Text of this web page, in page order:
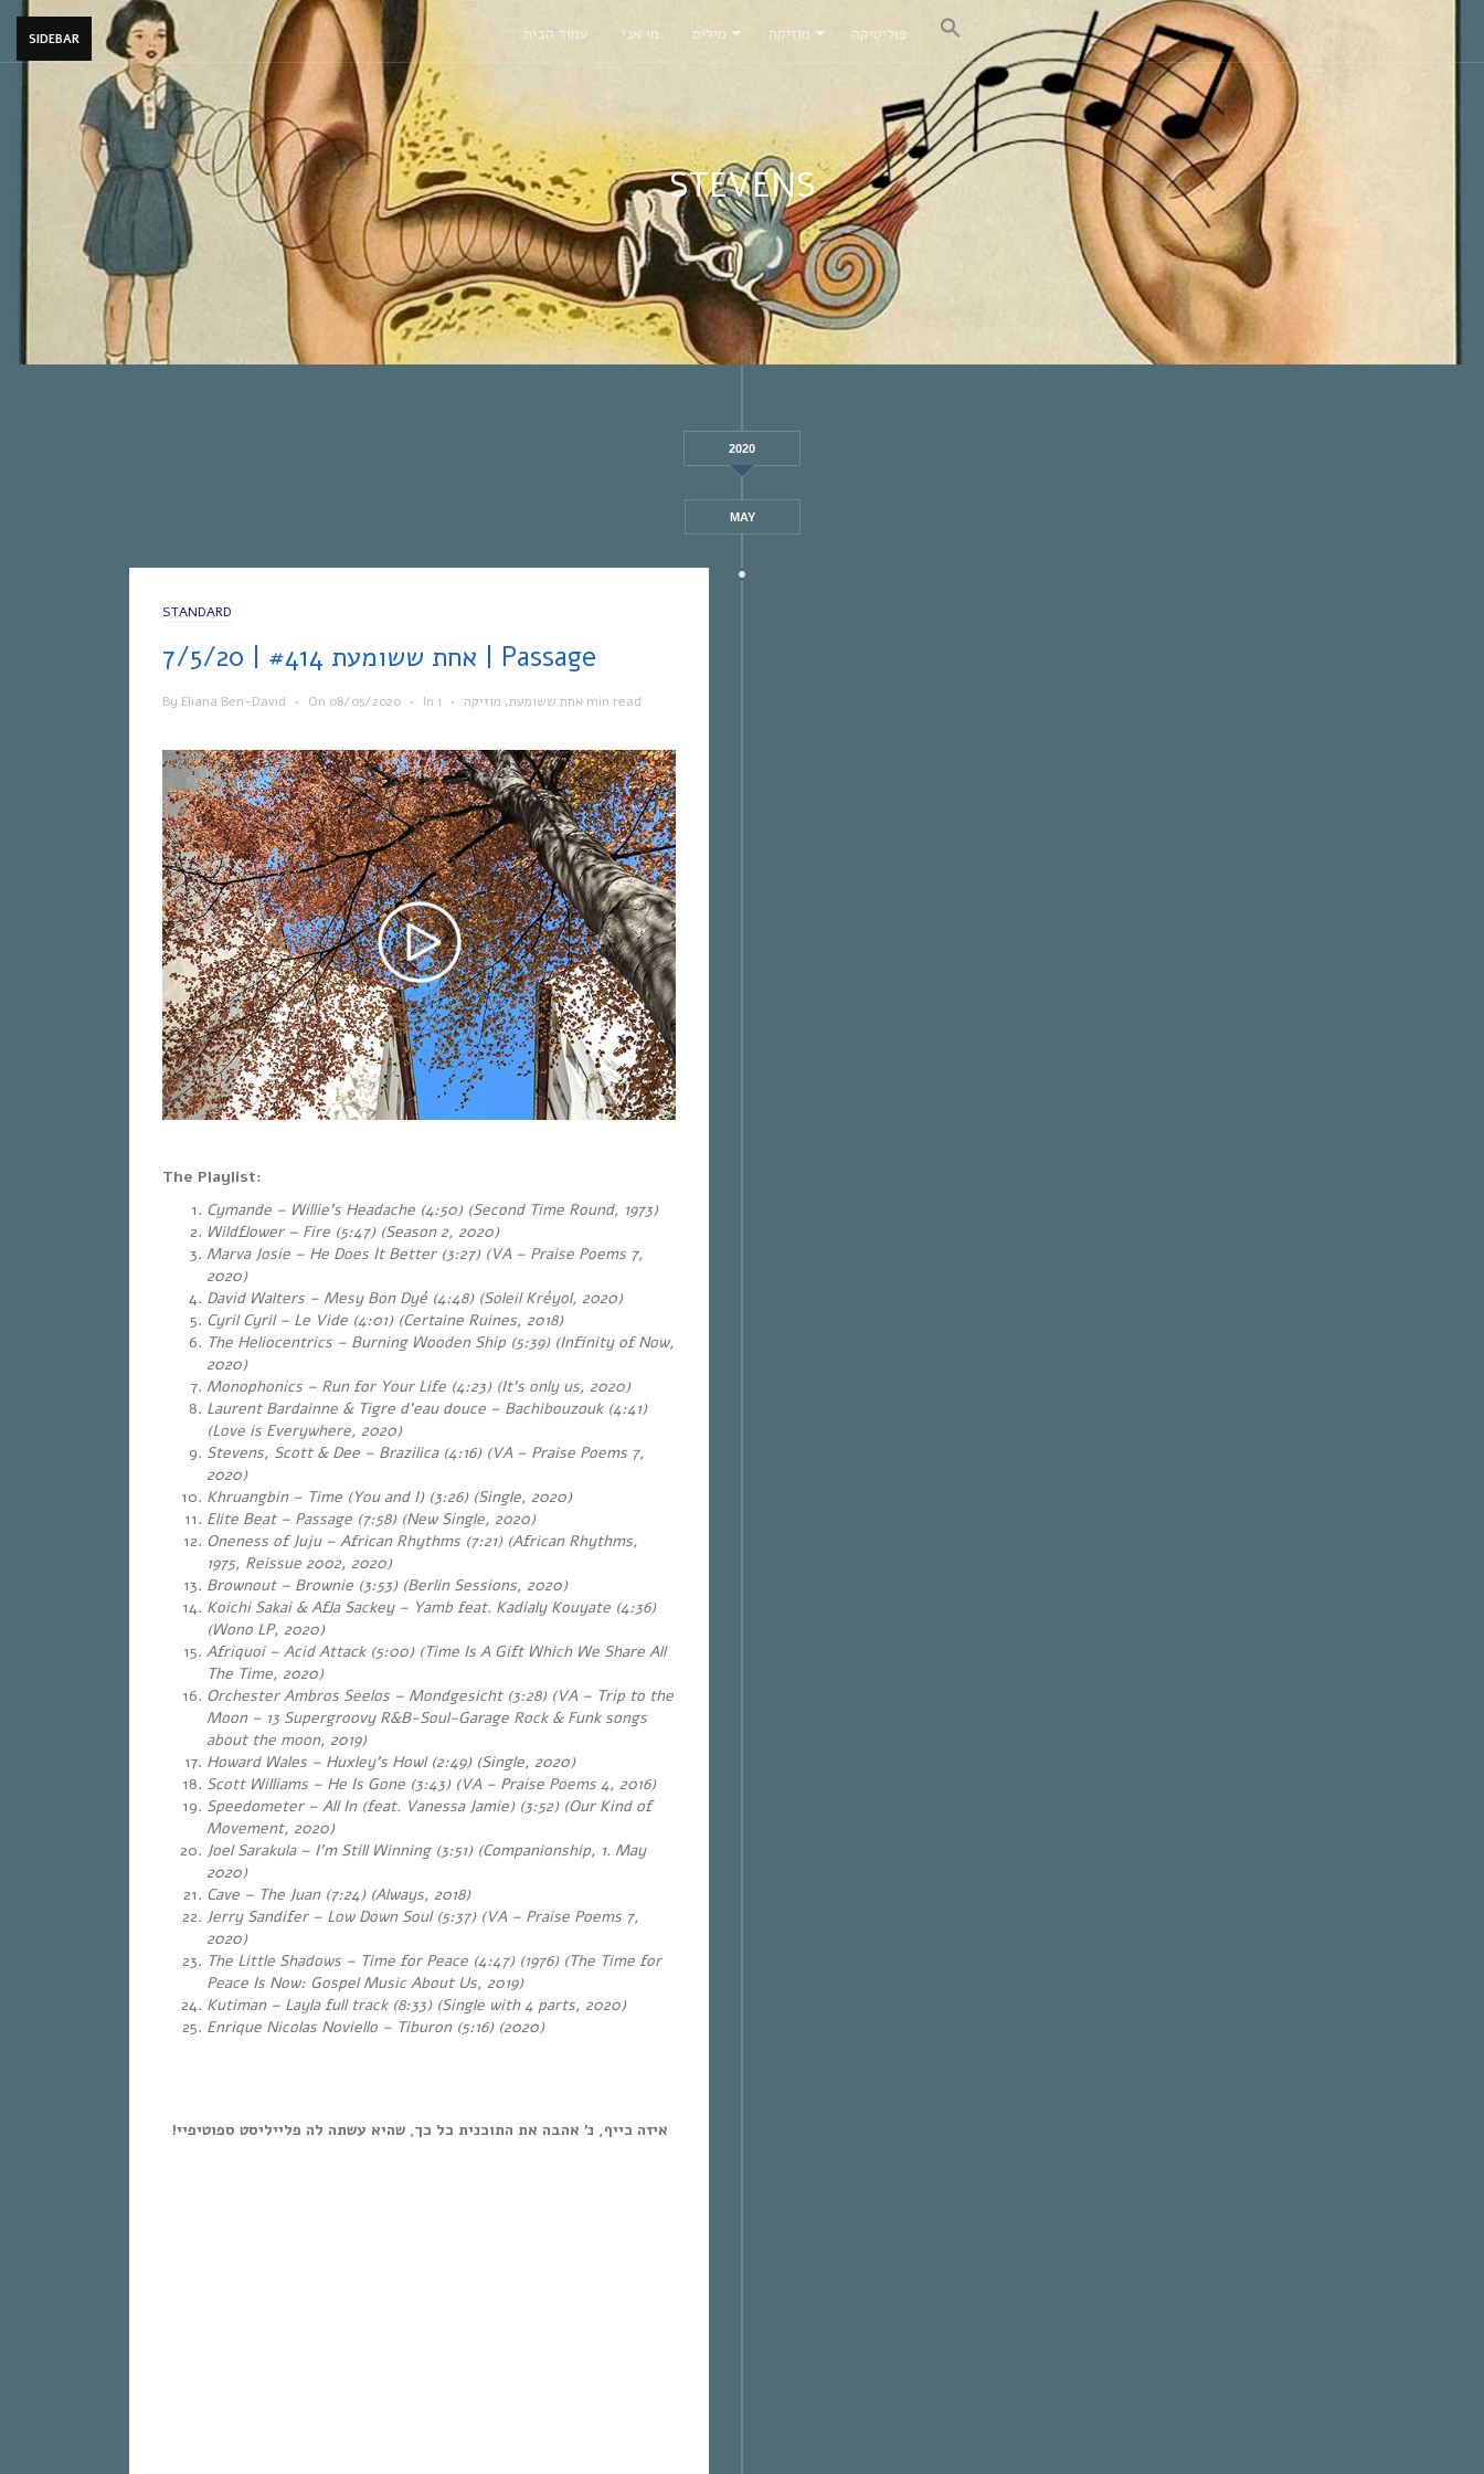
SIDEBAR עמוד הבית מי אני מילים מוזיקה פוליטיקה
STEVENS
2020
MAY
STANDARD
אחת ששומעת #414 | 7/5/20 | Passage
By Eliana Ben-David • On 08/05/2020 • In אחת ששומעת, מוזיקה • 1 min read
The Playlist:
Cymande – Willie’s Headache (4:50) (Second Time Round, 1973)
Wildflower – Fire (5:47) (Season 2, 2020)
Marva Josie – He Does It Better (3:27) (VA – Praise Poems 7,
2020)
David Walters – Mesy Bon Dyé (4:48) (Soleil Kréyol, 2020)
Cyril Cyril – Le Vide (4:01) (Certaine Ruines, 2018)
The Heliocentrics – Burning Wooden Ship (5:39) (Infinity of Now,
2020)
Monophonics – Run for Your Life (4:23) (It’s only us, 2020)
Laurent Bardainne & Tigre d’eau douce – Bachibouzouk (4:41)
(Love is Everywhere, 2020)
Stevens, Scott & Dee – Brazilica (4:16) (VA – Praise Poems 7,
2020)
Khruangbin – Time (You and I) (3:26) (Single, 2020)
Elite Beat – Passage (7:58) (New Single, 2020)
Oneness of Juju – African Rhythms (7:21) (African Rhythms,
1975, Reissue 2002, 2020)
Brownout – Brownie (3:53) (Berlin Sessions, 2020)
Koichi Sakai & Afla Sackey – Yamb feat. Kadialy Kouyate (4:36)
(Wono LP, 2020)
Afriquoi – Acid Attack (5:00) (Time Is A Gift Which We Share All
The Time, 2020)
Orchester Ambros Seelos – Mondgesicht (3:28) (VA – Trip to the
Moon – 13 Supergroovy R&B-Soul-Garage Rock & Funk songs
about the moon, 2019)
Howard Wales – Huxley’s Howl (2:49) (Single, 2020)
Scott Williams – He Is Gone (3:43) (VA – Praise Poems 4, 2016)
Speedometer – All In (feat. Vanessa Jamie) (3:52) (Our Kind of
Movement, 2020)
Joel Sarakula – I’m Still Winning (3:51) (Companionship, 1. May
2020)
Cave – The Juan (7:24) (Always, 2018)
Jerry Sandifer – Low Down Soul (5:37) (VA – Praise Poems 7,
2020)
The Little Shadows – Time for Peace (4:47)(1976) (The Time for
Peace Is Now: Gospel Music About Us, 2019)
Kutiman – Layla full track (8:33) (Single with 4 parts, 2020)
Enrique Nicolas Noviello – Tiburon (5:16) (2020)
איזה כייף, נ’ אהבה את התוכנית כל כך, שהיא עשתה לה פלייליסט ספוטיפיי!